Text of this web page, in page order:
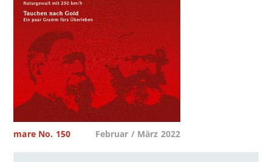
mare No. 150 Februar / März 2022